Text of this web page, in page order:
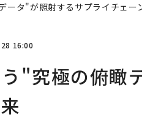
ータ"が照射するサプライチェー
16:00
う"究極の俯